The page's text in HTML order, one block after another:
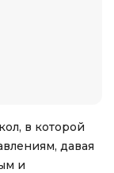
в которой
давая
и